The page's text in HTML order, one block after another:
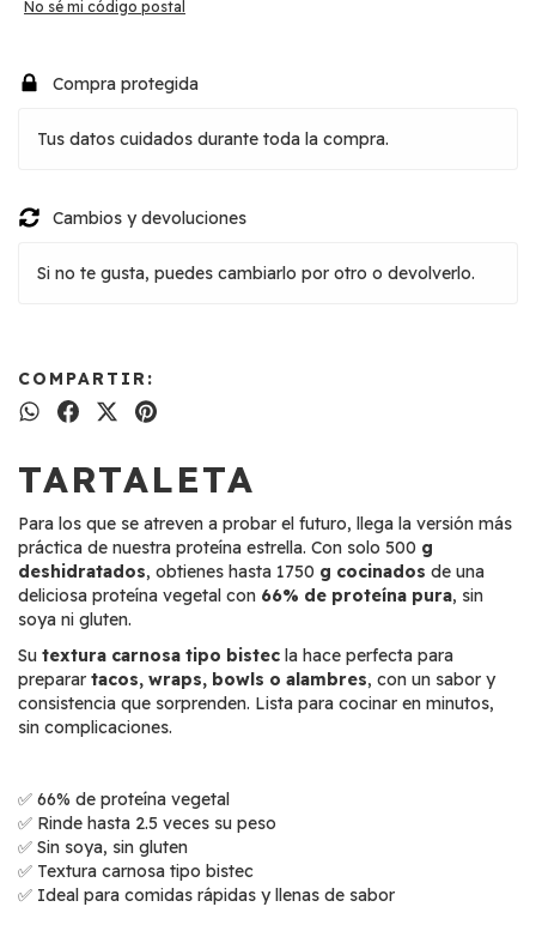
No sé mi código postal
Compra protegida
Tus datos cuidados durante toda la compra.
Cambios y devoluciones
Si no te gusta, puedes cambiarlo por otro o devolverlo.
COMPARTIR:
TARTALETA
Para los que se atreven a probar el futuro, llega la versión más
práctica de nuestra proteína estrella. Con solo 500 g
deshidratados, obtienes hasta 1750 g cocinados de una
deliciosa proteína vegetal con 66% de proteína pura, sin
soya ni gluten.
Su textura carnosa tipo bistec la hace perfecta para
preparar tacos, wraps, bowls o alambres, con un sabor y
consistencia que sorprenden. Lista para cocinar en minutos,
sin complicaciones.
✅ 66% de proteína vegetal
✅ Rinde hasta 2.5 veces su peso
✅ Sin soya, sin gluten
✅ Textura carnosa tipo bistec
✅ Ideal para comidas rápidas y llenas de sabor